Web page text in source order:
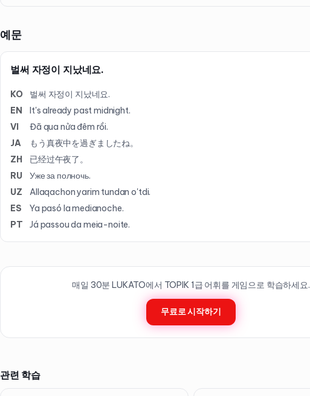
예문
벌써 자정이 지났네요.
KO
벌써 자정이 지났네요.
EN
It's already past midnight.
VI
Đã qua nửa đêm rồi.
JA
もう真夜中を過ぎましたね。
ZH
已经过午夜了。
RU
Уже за полночь.
UZ
Allaqachon yarim tundan o'tdi.
ES
Ya pasó la medianoche.
PT
Já passou da meia-noite.
매일 30분 LUKATO에서 TOPIK 1급 어휘를 게임으로 학습하세요.
무료로 시작하기
관련 학습